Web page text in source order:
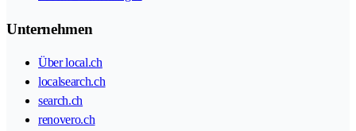
Unternehmen
Über local.ch
localsearch.ch
search.ch
renovero.ch